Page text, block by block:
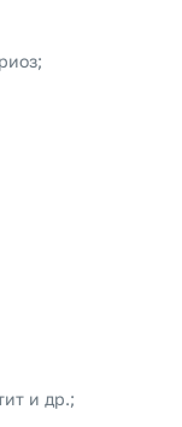
и др.;